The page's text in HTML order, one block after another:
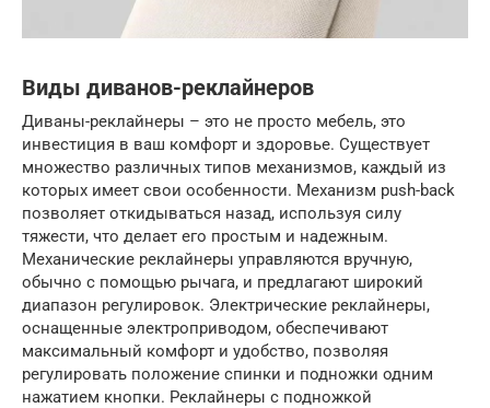
Виды диванов-реклайнеров
Диваны-реклайнеры – это не просто мебель, это
инвестиция в ваш комфорт и здоровье. Существует
множество различных типов механизмов, каждый из
которых имеет свои особенности. Механизм push-back
позволяет откидываться назад, используя силу
тяжести, что делает его простым и надежным.
Механические реклайнеры управляются вручную,
обычно с помощью рычага, и предлагают широкий
диапазон регулировок. Электрические реклайнеры,
оснащенные электроприводом, обеспечивают
максимальный комфорт и удобство, позволяя
регулировать положение спинки и подножки одним
нажатием кнопки. Реклайнеры с подножкой